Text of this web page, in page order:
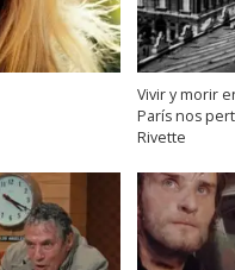
Vivir y morir
París nos
Rivette